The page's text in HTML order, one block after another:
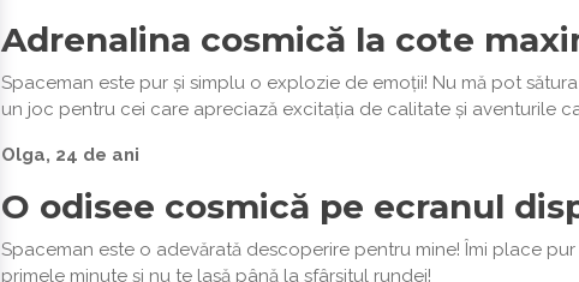
Adrenalina cosmică la cote
Spaceman este pur și simplu o explozie de emoții! Nu mă pot
un joc pentru cei care apreciază excitația de calitate și aventurile
Olga, 24 de ani
O odisee cosmică pe ecranul
Spaceman este o adevărată descoperire pentru mine! Îmi place
primele minute și nu te lasă până la sfârșitul rundei!